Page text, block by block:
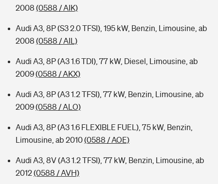
2008 (0588 / AIK)
Audi A3, 8P (S3 2.0 TFSI), 195 kW, Benzin, Limousine, ab
2008 (0588 / AIL)
Audi A3, 8P (A3 1.6 TDI), 77 kW, Diesel, Limousine, ab
2009(0588 / AKX)
Audi A3, 8P (A3 1.2 TFSI), 77 kW, Benzin, Limousine, ab
2009(0588 / ALO)
Audi A3, 8P (A3 1.6 FLEXIBLE FUEL), 75 kW, Benzin,
Limousine, ab 2010(0588 / AOE)
Audi A3, 8V (A3 1.2 TFSI), 77 kW, Benzin, Limousine, ab
2012(0588 / AVH)